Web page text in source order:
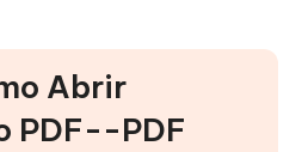
Abrir
PDF--PDF